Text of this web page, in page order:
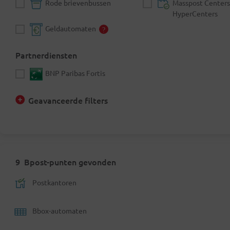
Rode brievenbussen
Masspost
HyperCenters
Geldautomaten
Partnerdiensten
BNP Paribas Fortis
Geavanceerde filters
9 Bpost-punten gevonden
Postkantoren
Bbox-automaten